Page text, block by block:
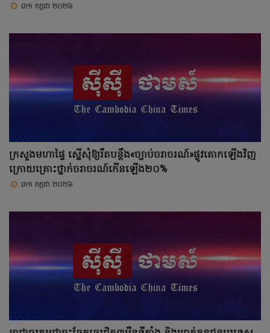
៣១ កក្កដា ២០២៦
ក្រសួងមហាផ្ទៃ ស្នើសុំឱ្យរឹតបន្ដឹង«ច្បាប់ចរាចរណ៍»ផ្លូវគោកឡើងវិញ
ក្រោយគ្រោះថ្នាក់ចរាចរណ៍កើនឡើង២០%
៣១ កក្កដា ២០២៦